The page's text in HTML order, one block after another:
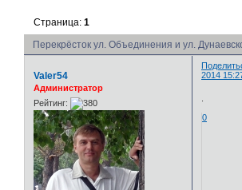
Перекрёсток ул. Объединения и ул.
Страница:1
2014
Valer54
Администратор
Рейтинг:
0